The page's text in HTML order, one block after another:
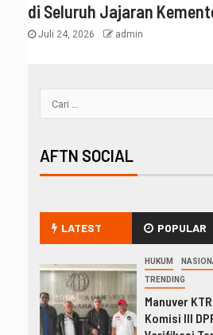
di Seluruh Jajaran
Juli 24, 2026 admin
AFTN SOCIAL
LATEST POPULAR
HUKUM
TRENDING
Manuver
Komisi III